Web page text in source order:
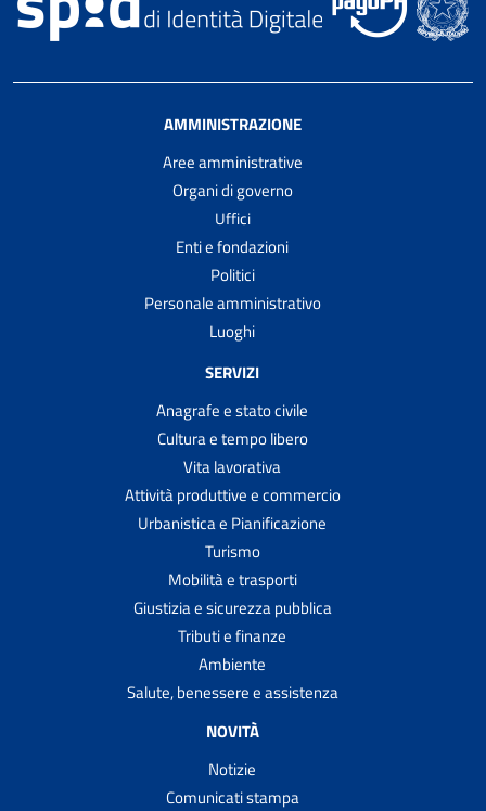
AMMINISTRAZIONE
Aree amministrative
Organi di governo
Uffici
Enti e fondazioni
Politici
Personale amministrativo
Luoghi
SERVIZI
Anagrafe e stato civile
Cultura e tempo libero
Vita lavorativa
Attività produttive e commercio
Urbanistica e Pianificazione
Turismo
Mobilità e trasporti
Giustizia e sicurezza pubblica
Tributi e finanze
Ambiente
Salute, benessere e assistenza
NOVITÀ
Notizie
Comunicati stampa